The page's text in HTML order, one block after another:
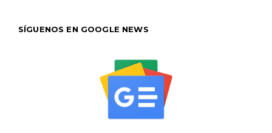
SÍGUENOS EN GOOGLE NEWS